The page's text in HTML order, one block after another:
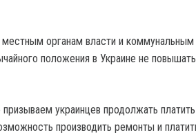
органам власти и коммунальным
положения в Украине не повышать
украинцев продолжать
производить ремонты и